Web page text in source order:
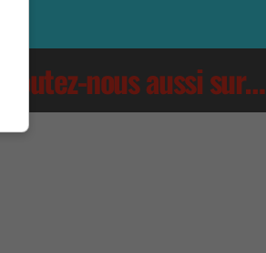
Écoutez-nous aussi sur…